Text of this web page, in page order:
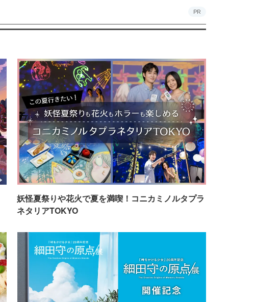
PR
妖怪夏祭りや花火で夏を満喫！コニカミノルタプラ
ネタリアTOKYO